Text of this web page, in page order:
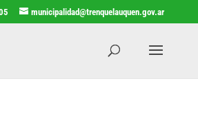
municipalidad@trenquelauquen.gov.ar